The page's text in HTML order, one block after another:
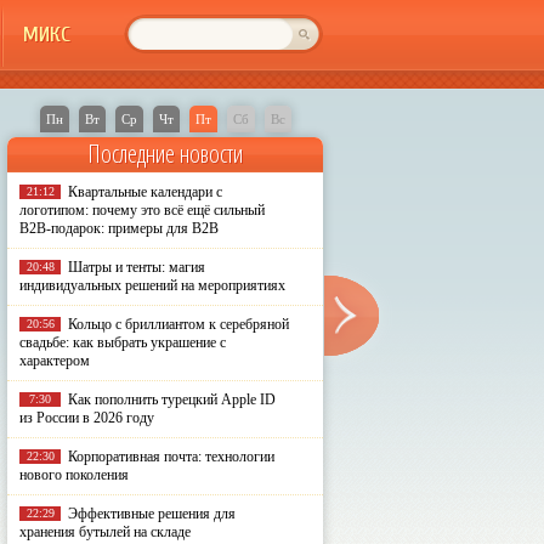
МИКС
Пн Вт Ср Чт Пт Сб Вс
Последние новости
21:12
Квартальные календари с
логотипом: почему это всё ещё сильный
B2B-подарок: примеры для B2B
20:48
Шатры и тенты: магия
индивидуальных решений на мероприятиях
20:56
Кольцо с бриллиантом к серебряной
свадьбе: как выбрать украшение с
характером
7:30
Как пополнить турецкий Apple ID
из России в 2026 году
22:30
Корпоративная почта: технологии
нового поколения
22:29
Эффективные решения для
хранения бутылей на складе